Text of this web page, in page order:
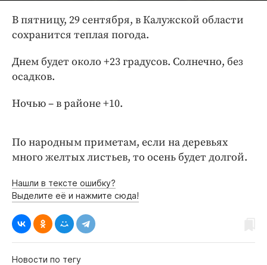
Блоги
Издания
Интересное чтиво
Бренд года
В пятницу, 29 сентября, в Калужской области
сохранится теплая погода.
Днем будет около +23 градусов. Солнечно, без
осадков.
Ночью – в районе +10.
По народным приметам, если на деревьях
много желтых листьев, то осень будет долгой.
Нашли в тексте ошибку?
Выделите её и нажмите сюда!
Новости по тегу